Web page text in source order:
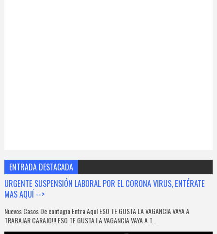
ENTRADA DESTACADA
URGENTE SUSPENSIÓN LABORAL POR EL CORONA VIRUS, ENTÉRATE
MAS AQUÍ -->
Nuevos Casos De contagio Entra Aquí ESO TE GUSTA LA VAGANCIA VAYA A
TRABAJAR CARAJO!!! ESO TE GUSTA LA VAGANCIA VAYA A T...